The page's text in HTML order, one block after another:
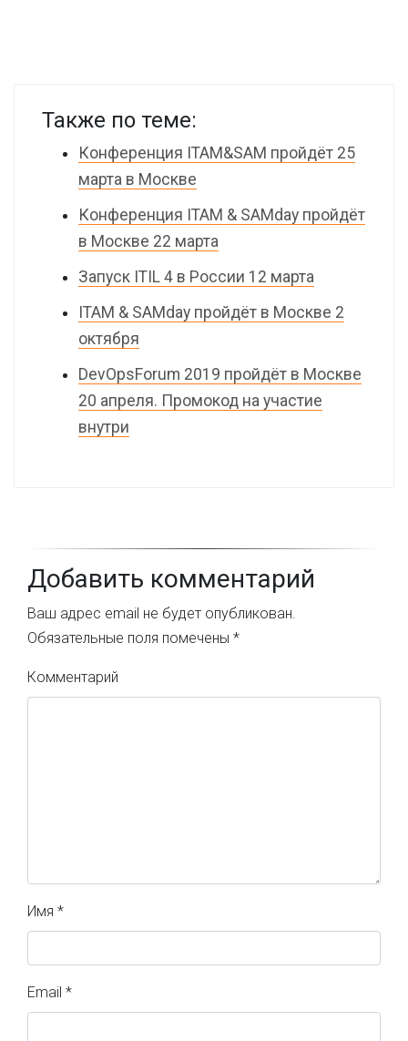
Также по теме:
Конференция ITAM&SAM пройдёт 25
марта в Москве
Конференция ITAM & SAMday пройдёт
в Москве 22 марта
Запуск ITIL 4 в России 12 марта
ITAM & SAMday пройдёт в Москве 2
октября
DevOpsForum 2019 пройдёт в Москве
20 апреля. Промокод на участие
внутри
Добавить комментарий
Ваш адрес email не будет опубликован.
Обязательные поля помечены *
Комментарий
Имя *
Email *